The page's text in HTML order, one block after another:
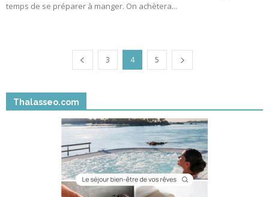
temps de se préparer à manger. On achètera...
3 4 5
Thalasseo.com